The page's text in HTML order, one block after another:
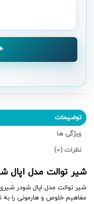
توضیحات
ویژگی ها
نظرات (0)
شیر توالت مدل اپال
شیر توالت مدل اپال شودر
مفاهیم خلوص و هارمونی را